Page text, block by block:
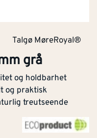
Talgø MøreRoyal®
grå
og holdbarhet
og praktisk
treutseende